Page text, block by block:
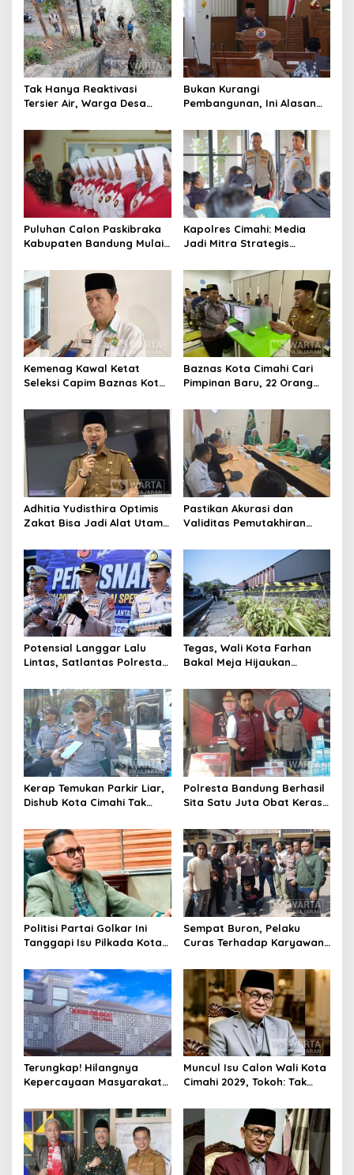
Tak Hanya Reaktivasi
Tersier Air, Warga Desa
Alternatif di Padalarang
Bukan Kurangi
Pembangunan, Ini Alasan
Pengurangan Belanja
Daerah
Puluhan Calon Paskibraka
Kabupaten Bandung Mulai
Kapolres Cimahi: Media
Jadi Mitra Strategis
Publik
Kemenag Kawal Ketat
Seleksi Capim Baznas Kota
Komisioner Baznas
Berintegritas
Baznas Kota Cimahi Cari
Pimpinan Baru, 22 Orang
Adhitia Yudisthira Optimis
Zakat Bisa Jadi Alat Utama
Kota Cimahi
Pastikan Akurasi dan
Validitas Pemutakhiran
Cimahi Lakukan
Potensial Langgar Lalu
Lintas, Satlantas Polresta
Motor Berknalpot Brong
Tegas, Wali Kota Farhan
Bakal Meja Hijaukan
Riau
Kerap Temukan Parkir Liar,
Dishub Kota Cimahi Tak
Pembinaan
Polresta Bandung Berhasil
Sita Satu Juta Obat Keras
Kasus Narkoba
Politisi Partai Golkar Ini
Tanggapi Isu Pilkada Kota
Sempat Buron, Pelaku
Curas Terhadap Karyawan
Ditangkap Polisi
Terungkap! Hilangnya
Kepercayaan Masyarakat
Rebranding RSUD Cibabat
Muncul Isu Calon Wali Kota
Cimahi 2029, Tokoh: Tak
Legitimasi Parpol